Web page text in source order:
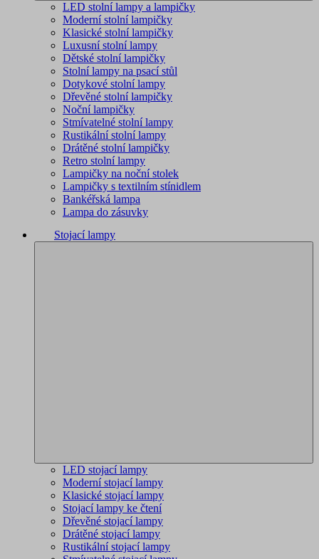
LED stolní lampy a lampičky
Moderní stolní lampičky
Klasické stolní lampičky
Luxusní stolní lampy
Dětské stolní lampičky
Stolní lampy na psací stůl
Dotykové stolní lampy
Dřevěné stolní lampičky
Noční lampičky
Stmívatelné stolní lampy
Rustikální stolní lampy
Drátěné stolní lampičky
Retro stolní lampy
Lampičky na noční stolek
Lampičky s textilním stínidlem
Bankéřská lampa
Lampa do zásuvky
Stojací lampy
LED stojací lampy
Moderní stojací lampy
Klasické stojací lampy
Stojací lampy ke čtení
Dřevěné stojací lampy
Drátěné stojací lampy
Rustikální stojací lampy